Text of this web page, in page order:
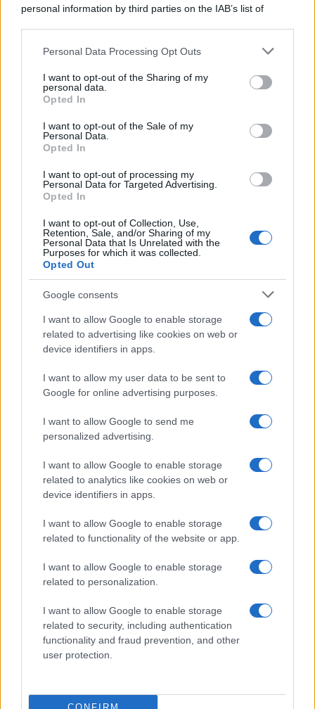
personal information by third parties on the IAB’s list of
This information may also be disclosed by us to third parties
disclose it to other third parties.
Please note that this website/app uses one or more Google
services and may gather and store information including but
not limited to your visit or usage behaviour. You may click to
grant or deny consent to Google and its third-party tags to
consent section.
Personal Data Processing Opt Outs
I want to opt-out of the Sharing of my
personal data.
Opted In
I want to opt-out of the Sale of my
Personal Data.
Opted In
I want to opt-out of processing my
Personal Data for Targeted Advertising.
Opted In
I want to opt-out of Collection, Use,
Retention, Sale, and/or Sharing of my
Personal Data that Is Unrelated with the
Purposes for which it was collected.
Opted Out
Google consents
I want to allow Google to enable storage
related to advertising like cookies on web or
device identifiers in apps.
I want to allow my user data to be sent to
Google for online advertising purposes.
I want to allow Google to send me
personalized advertising.
I want to allow Google to enable storage
related to analytics like cookies on web or
device identifiers in apps.
I want to allow Google to enable storage
related to functionality of the website or app.
I want to allow Google to enable storage
related to personalization.
I want to allow Google to enable storage
related to security, including authentication
functionality and fraud prevention, and other
user protection.
CONFIRM
Home Magazine 365
InvestirMag
Germania
Investieren24
UK
News Hub UK
Olanda
Investeren 24